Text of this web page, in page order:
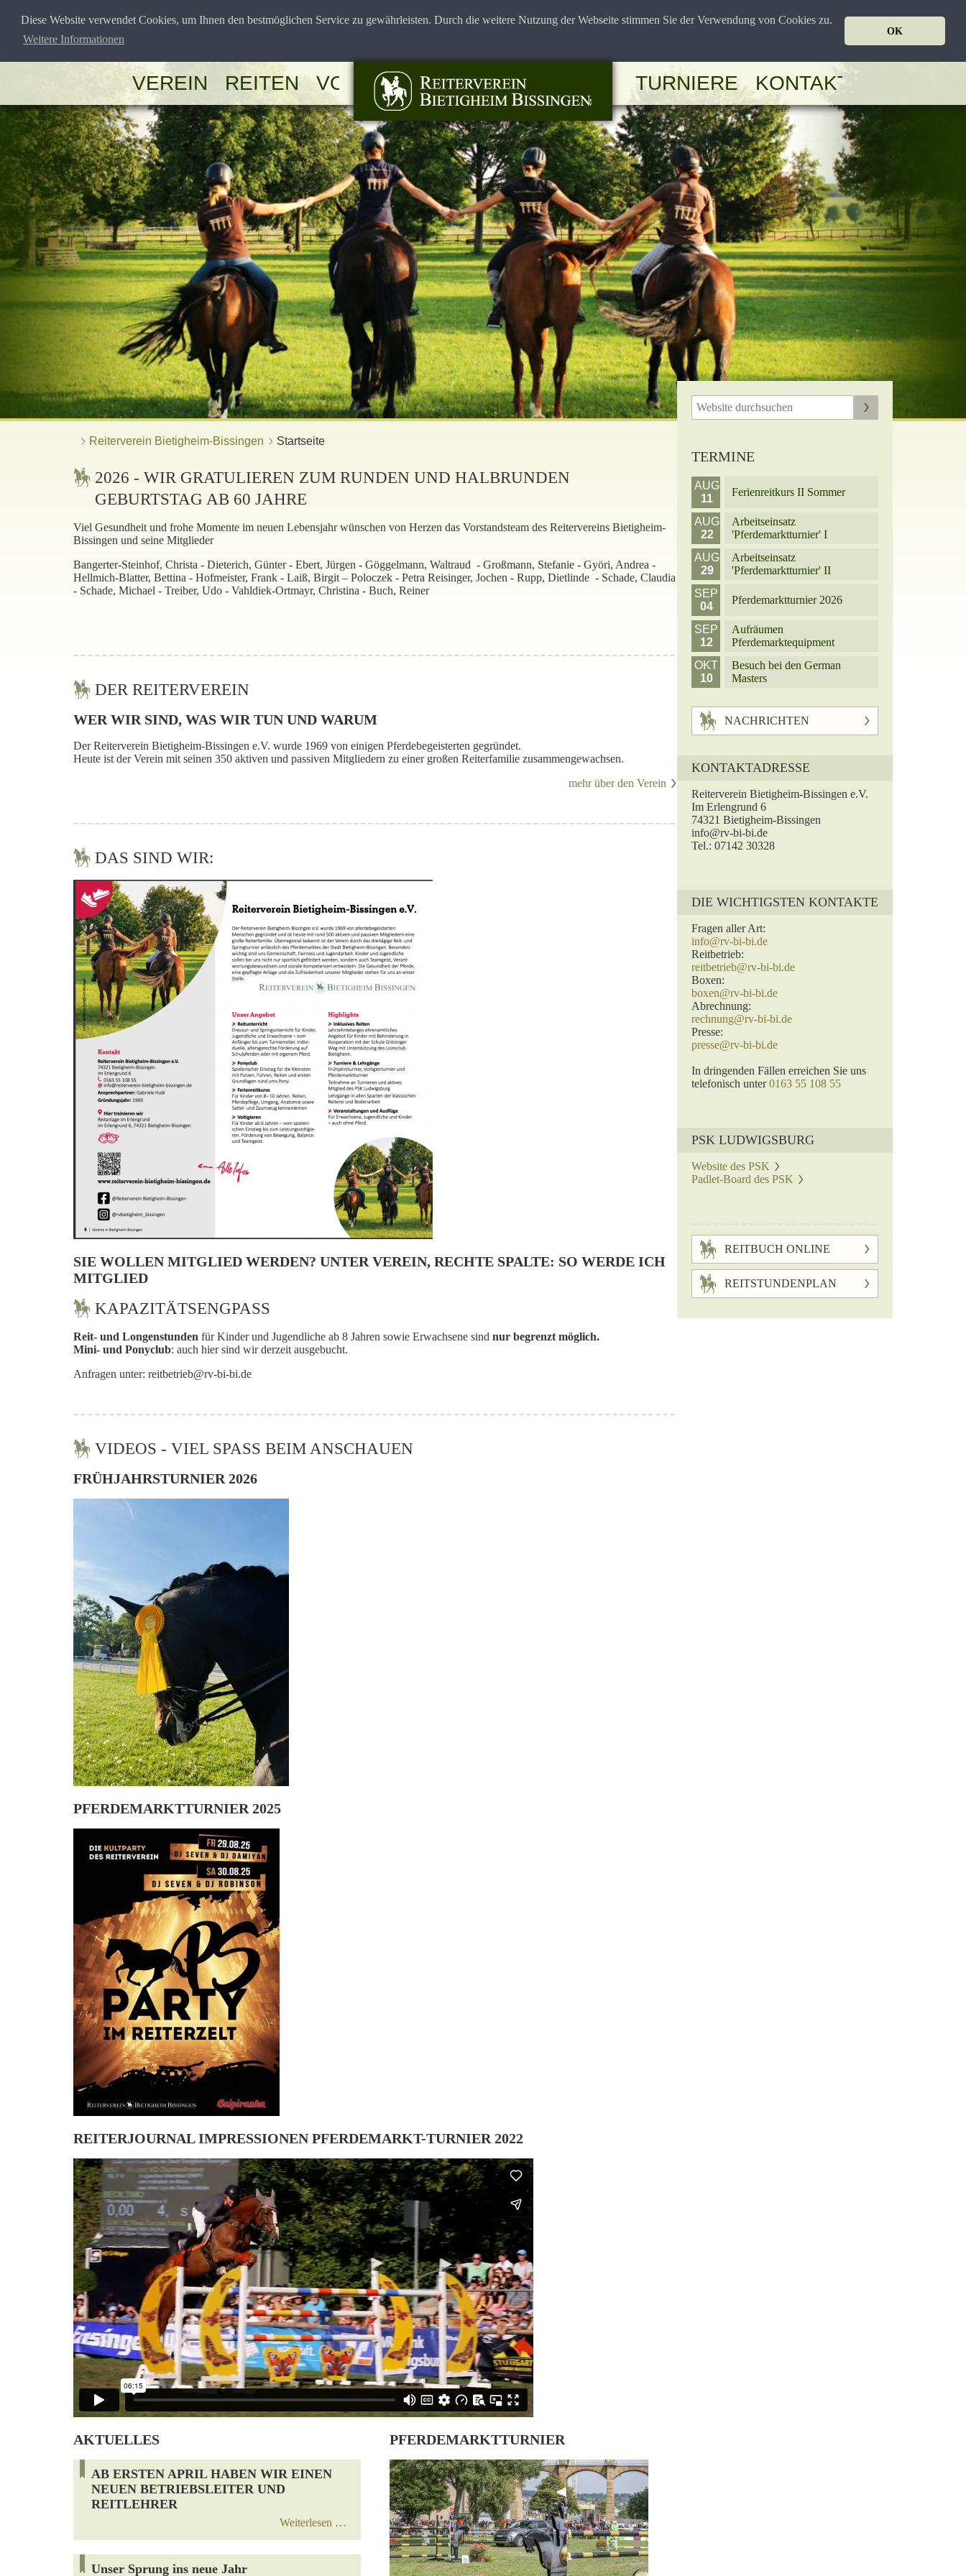
Diese Website verwendet Cookies, um Ihnen den bestmöglichen Service zu gewährleisten. Durch die weitere Nutzung der Webseite stimmen Sie der Verwendung von Cookies zu.
Weitere Informationen
OK
VEREIN REITEN VOLTIGIEREN TURNIERE KONTAKT
Reiterverein Bietigheim-Bissingen Startseite
2026 - WIR GRATULIEREN ZUM RUNDEN UND HALBRUNDEN
GEBURTSTAG AB 60 JAHRE
Viel Gesundheit und frohe Momente im neuen Lebensjahr wünschen von Herzen das Vorstandsteam des Reitervereins Bietigheim-
Bissingen und seine Mitglieder
Bangerter-Steinhof, Christa - Dieterich, Günter - Ebert, Jürgen - Göggelmann, Waltraud - Großmann, Stefanie - Györi, Andrea -
Hellmich-Blatter, Bettina - Hofmeister, Frank - Laiß, Birgit – Poloczek - Petra Reisinger, Jochen - Rupp, Dietlinde - Schade, Claudia
- Schade, Michael - Treiber, Udo - Vahldiek-Ortmayr, Christina - Buch, Reiner
DER REITERVEREIN
WER WIR SIND, WAS WIR TUN UND WARUM
Der Reiterverein Bietigheim-Bissingen e.V. wurde 1969 von einigen Pferdebegeisterten gegründet.
Heute ist der Verein mit seinen 350 aktiven und passiven Mitgliedern zu einer großen Reiterfamilie zusammengewachsen.
mehr über den Verein
DAS SIND WIR:
SIE WOLLEN MITGLIED WERDEN? UNTER VEREIN, RECHTE SPALTE: SO WERDE ICH
MITGLIED
KAPAZITÄTSENGPASS
Reit- und Longenstunden für Kinder und Jugendliche ab 8 Jahren sowie Erwachsene sind nur begrenzt möglich.
Mini- und Ponyclub: auch hier sind wir derzeit ausgebucht.
Anfragen unter: reitbetrieb@rv-bi-bi.de
VIDEOS - VIEL SPASS BEIM ANSCHAUEN
FRÜHJAHRSTURNIER 2026
PFERDEMARKTTURNIER 2025
REITERJOURNAL IMPRESSIONEN PFERDEMARKT-TURNIER 2022
AKTUELLES
AB ERSTEN APRIL HABEN WIR EINEN
NEUEN BETRIEBSLEITER UND
REITLEHRER
Weiterlesen …
Unser Sprung ins neue Jahr
PFERDEMARKTTURNIER
TERMINE
AUG
11
Ferienreitkurs II Sommer
AUG
22
Arbeitseinsatz
'Pferdemarktturnier' I
AUG
29
Arbeitseinsatz
'Pferdemarktturnier' II
SEP
04
Pferdemarktturnier 2026
SEP
12
Aufräumen
Pferdemarktequipment
OKT
10
Besuch bei den German
Masters
NACHRICHTEN
KONTAKTADRESSE
Reiterverein Bietigheim-Bissingen e.V.
Im Erlengrund 6
74321 Bietigheim-Bissingen
info@rv-bi-bi.de
Tel.: 07142 30328
DIE WICHTIGSTEN KONTAKTE
Fragen aller Art:
info@rv-bi-bi.de
Reitbetrieb:
reitbetrieb@rv-bi-bi.de
Boxen:
boxen@rv-bi-bi.de
Abrechnung:
rechnung@rv-bi-bi.de
Presse:
presse@rv-bi-bi.de
In dringenden Fällen erreichen Sie uns
telefonisch unter0163 55 108 55
PSK LUDWIGSBURG
Website des PSK
Padlet-Board des PSK
REITBUCH ONLINE
REITSTUNDENPLAN